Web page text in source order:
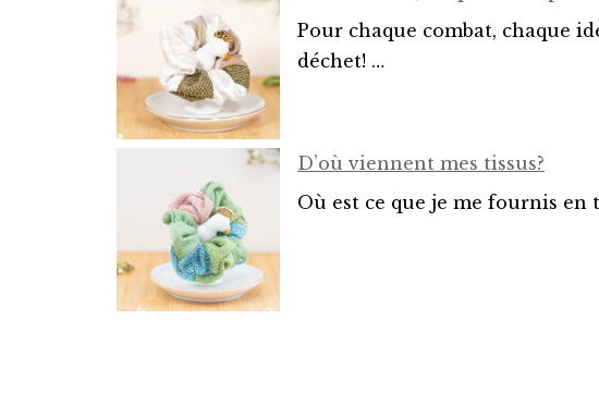
Pour chaque combat, chaque
déchet! …
D’où viennent mes tissus?
Où est ce que je me fournis en